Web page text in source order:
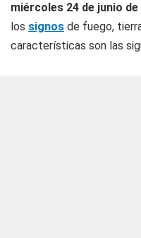
miércoles 24 de junio de
los signos de fuego,
características son las